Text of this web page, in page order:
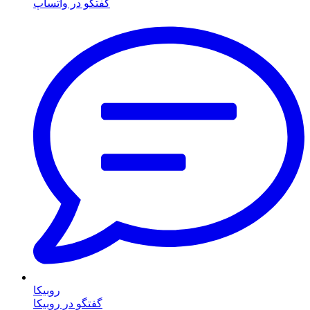
گفتگو در واتساپ
روبیکا
گفتگو در روبیکا